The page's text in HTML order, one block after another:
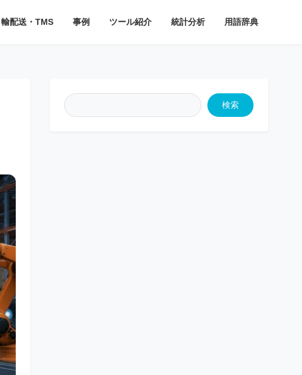
輸配送・TMS 事例 ツール紹介 統計分析 用語辞典
検索